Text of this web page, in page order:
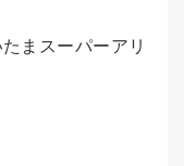
まスーパーアリ